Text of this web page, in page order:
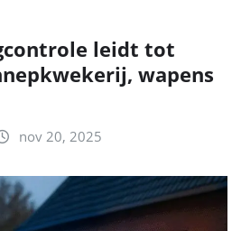
leidt tot
wapens
nov 20, 2025